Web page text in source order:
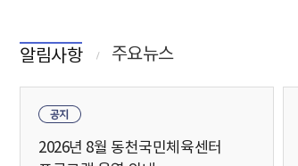
팝업존
알림사항
알림사항
2026년 8월 동천국민체육센터
주요뉴스